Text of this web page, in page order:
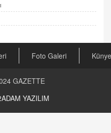
Dava Açmadan Önce
Şartı
Suriye
| 22 Kasım 2024: Koç,
Foto Galeri Künye
GAZETTE
YAZILIM